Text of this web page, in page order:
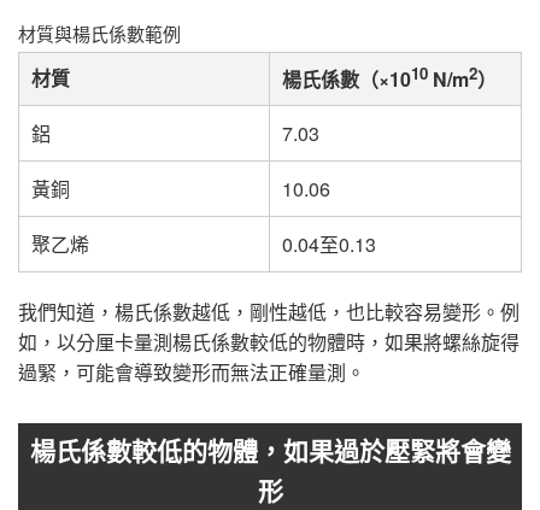
材質與楊氏係數範例
材質 楊氏係數（×1010 N/m2）
鋁
7.03
黃銅
10.06
聚乙烯
0.04至0.13
我們知道，楊氏係數越低，剛性越低，也比較容易變形。例
如，以分厘卡量測楊氏係數較低的物體時，如果將螺絲旋得
過緊，可能會導致變形而無法正確量測。
楊氏係數較低的物體，如果過於壓緊將會變
形